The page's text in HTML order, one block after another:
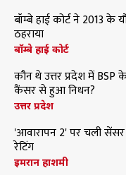
बॉम्बे हाई कोर्ट ने 2013
ठहराया
बॉम्बे हाई कोर्ट
कौन थे उत्तर प्रदेश में
कैंसर से हुआ निधन?
उत्तर प्रदेश
'आवारापन 2' पर चली सेंसर
रेटिंग
इमरान हाशमी